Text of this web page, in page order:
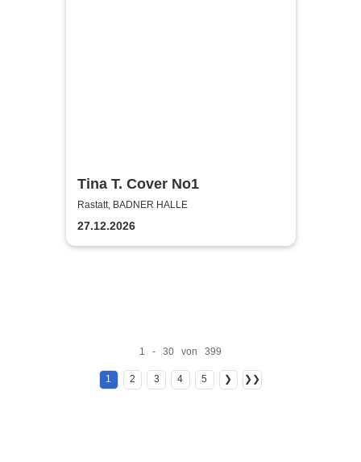
Tina T. Cover No1
Rastatt, BADNER HALLE
27.12.2026
1 - 30 von 399
1 2 3 4 5 ❯ ❯❯